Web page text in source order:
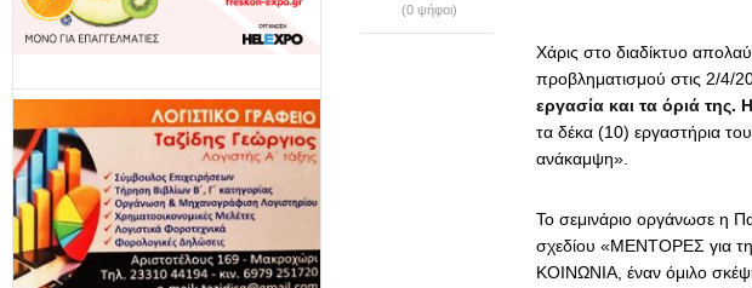
Χάρις στο διαδίκτυο
προβληματισμού στις 2/4/
εργασία και τα όριά της.
τα δέκα (10) εργαστήρια
ανάκαμψη».
Το σεμινάριο οργάνωσε η
σχεδίου «ΜΕΝΤΟΡΕΣ για
ΚΟΙΝΩΝΙΑ, έναν όμιλο
(0 ψήφοι)